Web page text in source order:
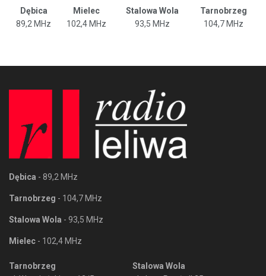
Dębica Mielec Stalowa Wola
Tarnobrzeg
89,2 MHz
102,4 MHz 93,5 MHz 104,7 MHz
Dębica - 89,2 MHz
Tarnobrzeg - 104,7 MHz
Stalowa Wola - 93,5 MHz
Mielec - 102,4 MHz
Tarnobrzeg
Stalowa Wola